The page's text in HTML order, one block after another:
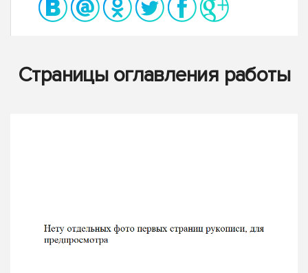
Страницы оглавления работы